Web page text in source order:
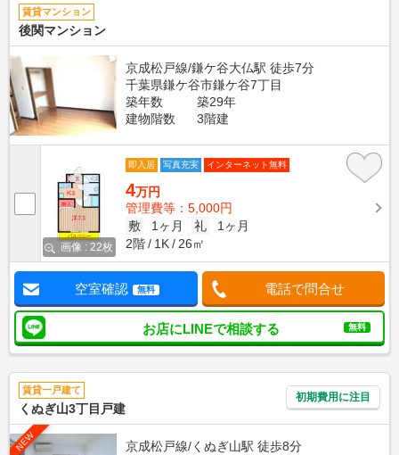
賃貸マンション
後関マンション
京成松戸線/鎌ケ谷大仏駅 徒歩7分
千葉県鎌ケ谷市鎌ケ谷7丁目
築年数
築29年
建物階数
3階建
画像 : 22枚
即入居 写真充実 インターネット無料
4万円
管理費等：5,000円
敷
1ヶ月 礼
1ヶ月
2階
1K 26㎡
空室確認 無料 電話で問合せ
お店にLINEで相談する 無料
賃貸一戸建て
くぬぎ山3丁目戸建
初期費用に注目
NEW
京成松戸線/くぬぎ山駅 徒歩8分